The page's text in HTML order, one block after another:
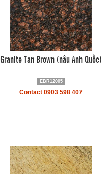
Granite Tan Brown (nâu Anh Quốc)
EBR12005
Contact 0903 598 407